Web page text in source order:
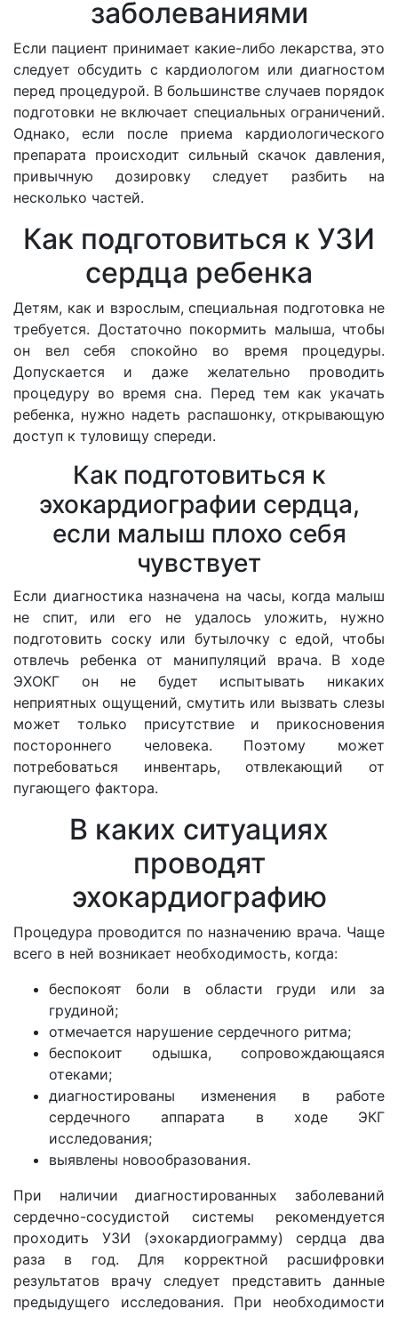
заболеваниями
Если пациент принимает какие-либо лекарства, это
следует обсудить с кардиологом или диагностом
перед процедурой. В большинстве случаев порядок
подготовки не включает специальных ограничений.
Однако, если после приема кардиологического
препарата происходит сильный скачок давления,
привычную дозировку следует разбить на
несколько частей.
Как подготовиться к УЗИ
сердца ребенка
Детям, как и взрослым, специальная подготовка не
требуется. Достаточно покормить малыша, чтобы
он вел себя спокойно во время процедуры.
Допускается и даже желательно проводить
процедуру во время сна. Перед тем как укачать
ребенка, нужно надеть распашонку, открывающую
доступ к туловищу спереди.
Как подготовиться к
эхокардиографии сердца,
если малыш плохо себя
чувствует
Если диагностика назначена на часы, когда малыш
не спит, или его не удалось уложить, нужно
подготовить соску или бутылочку с едой, чтобы
отвлечь ребенка от манипуляций врача. В ходе
ЭХОКГ он не будет испытывать никаких
неприятных ощущений, смутить или вызвать слезы
может только присутствие и прикосновения
постороннего человека. Поэтому может
потребоваться инвентарь, отвлекающий от
пугающего фактора.
В каких ситуациях
проводят
эхокардиографию
Процедура проводится по назначению врача. Чаще
всего в ней возникает необходимость, когда:
беспокоят боли в области груди или за
грудиной;
отмечается нарушение сердечного ритма;
беспокоит одышка, сопровождающаяся
отеками;
диагностированы изменения в работе
сердечного аппарата в ходе ЭКГ
исследования;
выявлены новообразования.
При наличии диагностированных заболеваний
сердечно-сосудистой системы рекомендуется
проходить УЗИ (эхокардиограмму) сердца два
раза в год. Для корректной расшифровки
результатов врачу следует представить данные
предыдущего исследования. При необходимости